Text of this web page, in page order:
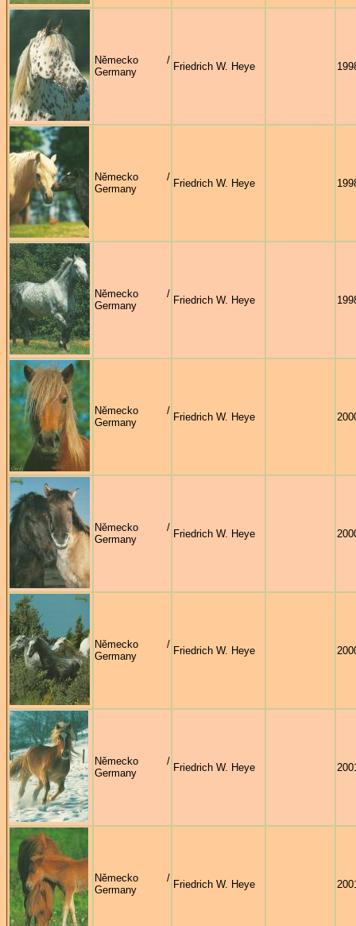
Německo /
Germany
Friedrich W. Heye
Německo /
Germany
Friedrich W. Heye
Německo /
Germany
Friedrich W. Heye
Německo /
Germany
Friedrich W. Heye
Německo /
Germany
Friedrich W. Heye
Německo /
Germany
Friedrich W. Heye
Německo /
Germany
Friedrich W. Heye
Německo /
Germany
Friedrich W. Heye